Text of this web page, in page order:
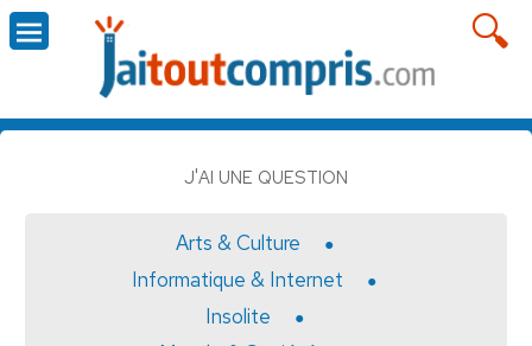
J'AI UNE QUESTION
Arts & Culture
Informatique & Internet
Insolite